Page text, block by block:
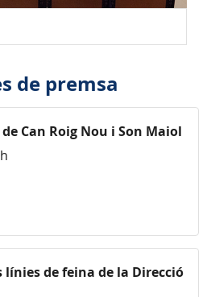
de premsa
Can Roig Nou i Son Maiol
línies de feina de la Direcció